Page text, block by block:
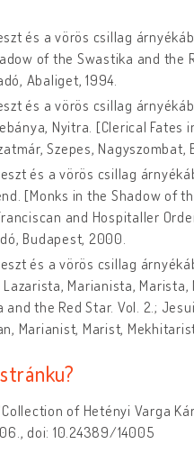
és a vörös csillag
of the Swastika and the
Abaliget, 1994.
és a vörös csillag
Nyitra. [Clerical Fates
Szepes,
és a vörös csillag
[Monks in the Shadow of
and Hospitaller
Budapest, 2000.
és a vörös csillag
Marianista,
the Red Star. Vol. 2.;
Marianist, Marist,
"Collection of Hetényi Varga
doi: 10.24389/14005